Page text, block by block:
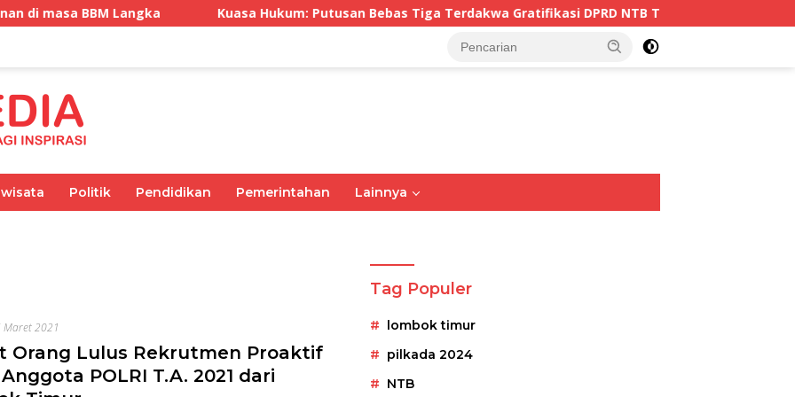
Langka Kuasa Hukum: Putusan Bebas Tiga Terdakwa Gratifikasi DPRD NTB Tegaskan Keadilan Berdasarkan
Politik Pendidikan Pemerintahan Lainnya
Maret 2021
Orang Lulus Rekrutmen Proaktif
POLRI T.A. 2021 dari
Tag Populer
lombok timur
pilkada 2024
NTB